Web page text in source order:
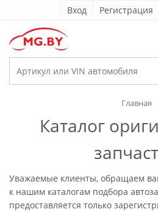
Вход Регистрация
Каталог
Главная
Уважаемые клиенты, обращаем
к нашим каталогам подбора
предоставляется только